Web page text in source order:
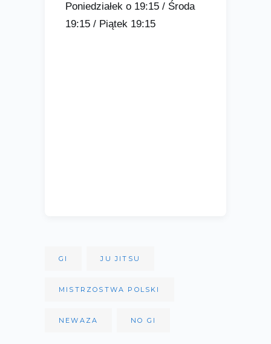
Poniedziałek o 19:15 / Środa
19:15 / Piątek 19:15
GI JU JITSU
MISTRZOSTWA POLSKI
NEWAZA NO GI